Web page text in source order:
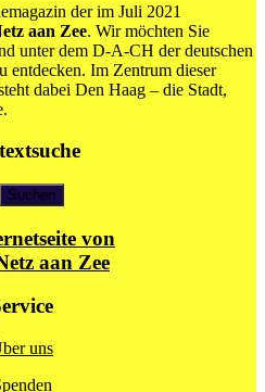
der im Juli 2021
aan Zee. Wir möchten Sie
unter dem D-A-CH der deutschen
entdecken. Im Zentrum dieser
dabei Den Haag – die Stadt,
Suchen
von
aan Zee
uns